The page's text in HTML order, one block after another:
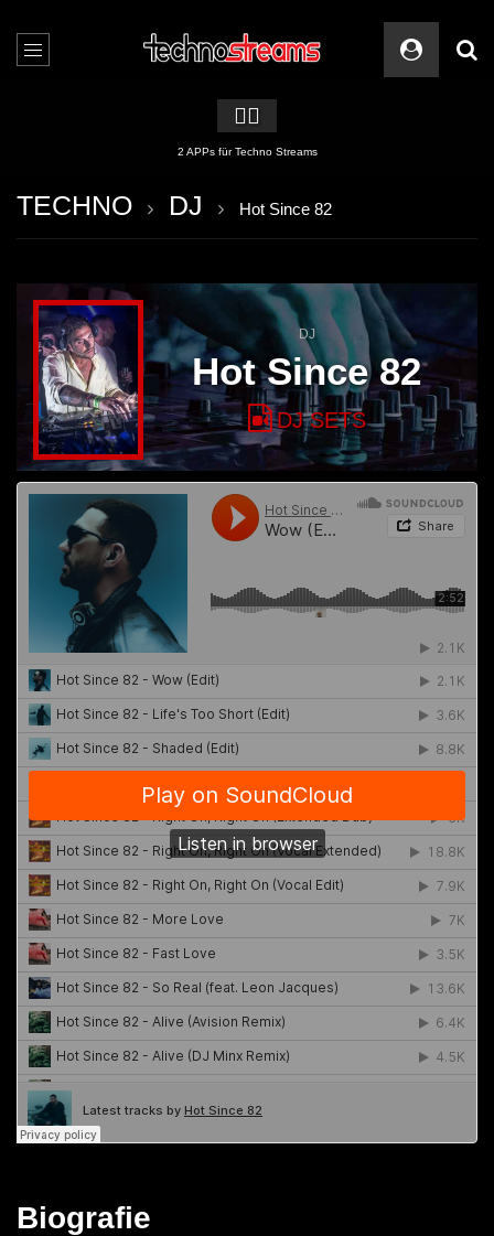
🏳️‍🌈
2 APPs für Techno Streams
TECHNO DJ Hot Since 82
DJ
Hot Since 82
DJ SETS
Biografie